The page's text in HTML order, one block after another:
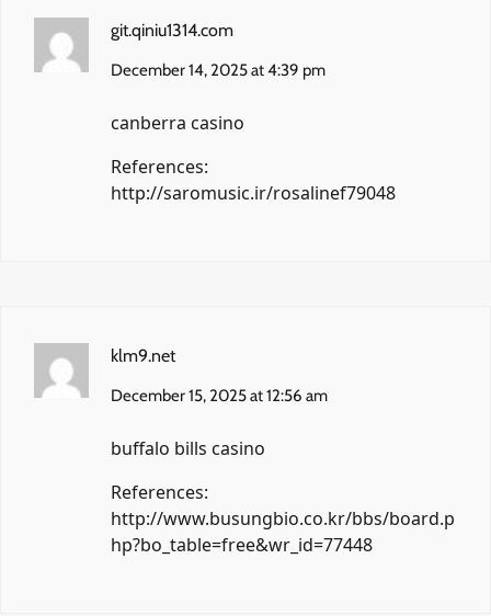
git.qiniu1314.com
December 14, 2025 at 4:39 pm
canberra casino
References:
http://saromusic.ir/rosalinef79048
klm9.net
December 15, 2025 at 12:56 am
buffalo bills casino
References:
http://www.busungbio.co.kr/bbs/board.p
hp?bo_table=free&wr_id=77448